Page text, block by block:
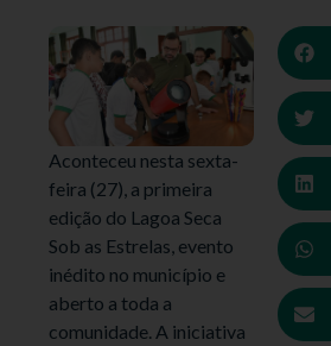
Aconteceu nesta sexta-
feira (27), a primeira
edição do Lagoa Seca
Sob as Estrelas, evento
inédito no município e
aberto a toda a
comunidade. A iniciativa